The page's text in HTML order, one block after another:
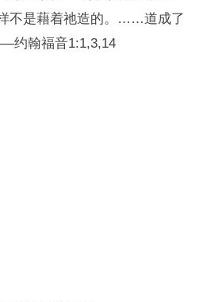
不是藉着祂造的。……道成了
约翰福音1:1,3,14